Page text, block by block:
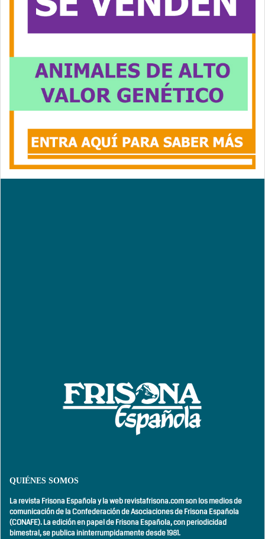
QUIÉNES SOMOS
La revista Frisona Española y la web revistafrisona.com son los medios de
comunicación de la Confederación de Asociaciones de Frisona Española
(CONAFE). La edición en papel de Frisona Española, conperiodicidad
bimestral,se publica ininterrumpidamente desde 1981.